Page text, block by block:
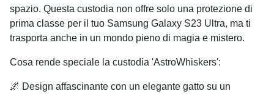
spazio. Questa custodia non offre solo una protezione di
prima classe per il tuo Samsung Galaxy S23 Ultra, ma ti
trasporta anche in un mondo pieno di magia e mistero.
Cosa rende speciale la custodia 'AstroWhiskers':
🌌 Design affascinante con un elegante gatto su un